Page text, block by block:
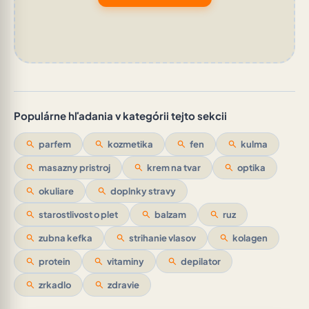
Populárne hľadania v kategórii tejto sekcii
search parfem search kozmetika search fen search kulma
search masazny pristroj search krem na tvar search optika
search okuliare search doplnky stravy
search starostlivost o plet search balzam search ruz
search zubna kefka search strihanie vlasov search kolagen
search protein search vitaminy search depilator
search zrkadlo search zdravie